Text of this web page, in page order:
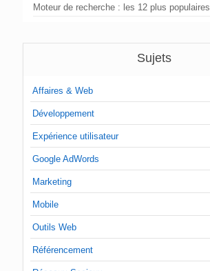
Moteur de recherche : les 12 plus populaires
Sujets
Affaires & Web
Développement
Expérience utilisateur
Google AdWords
Marketing
Mobile
Outils Web
Référencement